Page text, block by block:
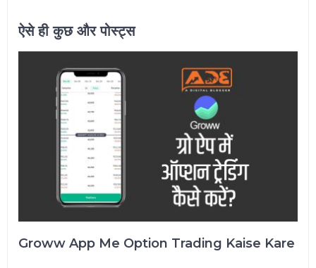
ऐसे ही कुछ और पोस्ट्स
Groww App Me Option Trading Kaise Kare